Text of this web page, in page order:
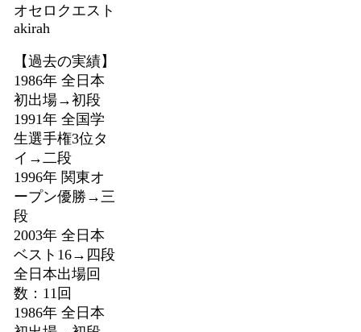
オセロクエスト
akirah
【過去の実績】
1986年 全日本
初出場→初段
1991年 全国学
生選手権3位タ
イ→二段
1996年 関東オ
ープン優勝→三
段
2003年 全日本
ベスト16→四段
全日本出場回
数：11回
1986年 全日本